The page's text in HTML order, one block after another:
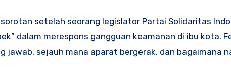
setelah seorang legislator Partai Solidaritas
dalam merespons gangguan keamanan di ibu kota.
sejauh mana aparat bergerak, dan bagaimana